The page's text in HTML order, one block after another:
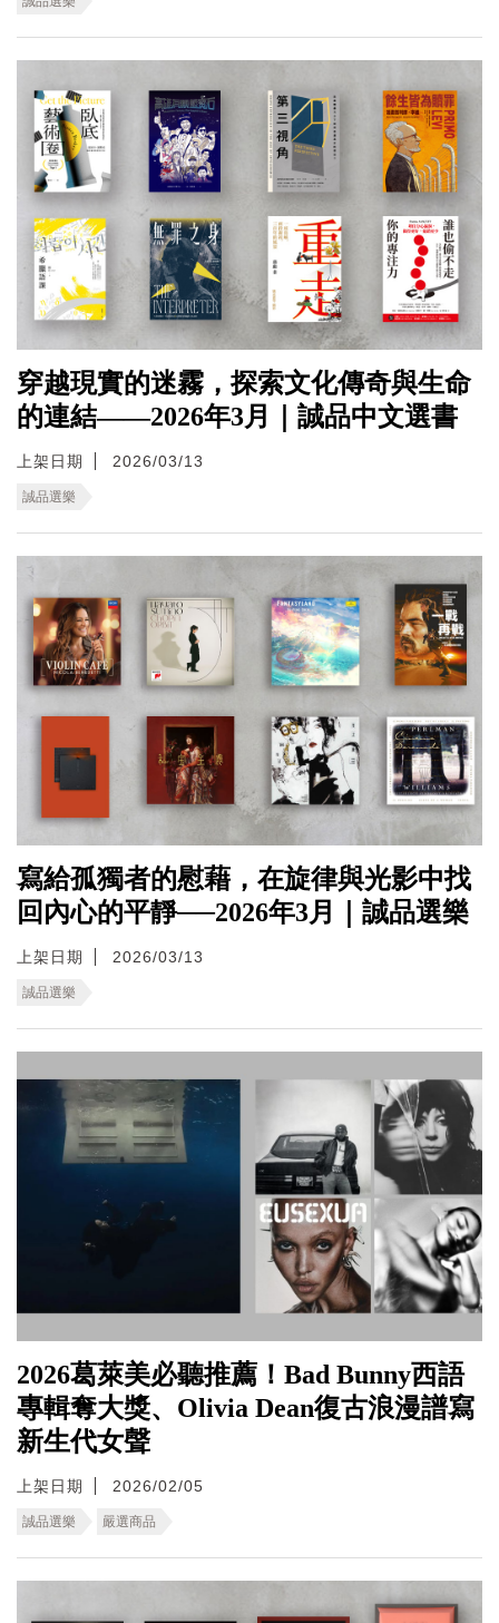
穿越現實的迷霧，探索文化傳奇與生命
的連結——2026年3月｜誠品中文選書
上架日期 2026/03/13
誠品選樂
寫給孤獨者的慰藉，在旋律與光影中找
回內心的平靜──2026年3月｜誠品選樂
上架日期 2026/03/13
誠品選樂
2026葛萊美必聽推薦！Bad Bunny西語
專輯奪大獎、Olivia Dean復古浪漫譜寫
新生代女聲
上架日期 2026/02/05
誠品選樂 嚴選商品